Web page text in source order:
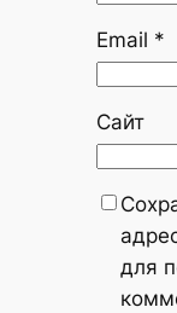
Email *
Сайт
для